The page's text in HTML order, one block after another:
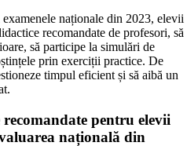
naționale din 2023, elevii
recomandate de profesori, să
să participe la simulări de
prin exerciții practice. De
timpul eficient și să aibă un
pentru elevii
națională din